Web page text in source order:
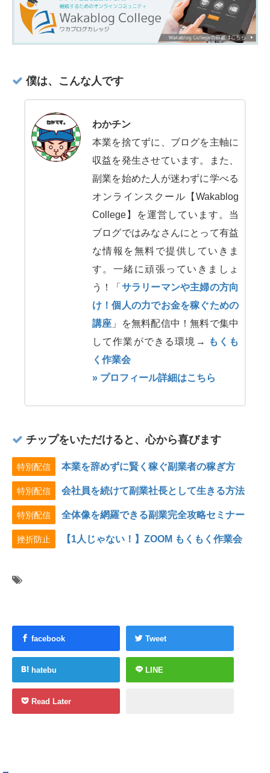
僕は、こんな人です
わかチン
本業を捨てずに、ブログを主軸に
収益を発生させています。また、
副業を始めた人が迷わずに学べる
オンラインスクール【Wakablog
College】を運営しています。当
ブログではみなさんにとって有益
な情報を無料で提供していきま
す。一緒に頑張っていきましょ
う！「 サラリーマンや主婦の方向
け！個人の力でお金を稼ぐための
講座 」を無料配信中！無料で集中
して作業ができる環境→
もくも
く作業会
» プロフィール詳細はこちら
チップをいただけると、心から喜びます
特別配信 本業を辞めずに賢く稼ぐ副業者の稼ぎ方
特別配信 会社員を続けて副業社長として生きる方法
特別配信 全体像を網羅できる副業完全攻略セミナー
挫折防止 【1人じゃない！】ZOOM もくもく作業会
facebook Tweet
hatebu LINE
Read Later